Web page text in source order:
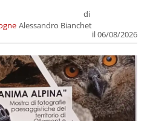
di
Alessandro Bianchet
il 06/08/2026